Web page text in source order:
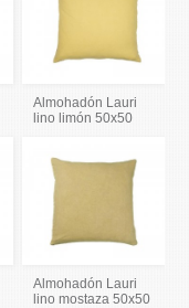
Almohadón Lauri
lino limón 50x50
Almohadón Lauri
lino mostaza 50x50